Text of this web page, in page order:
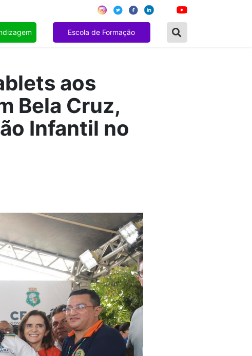
Escola de Formação
aos
Bela Cruz,
Infantil no